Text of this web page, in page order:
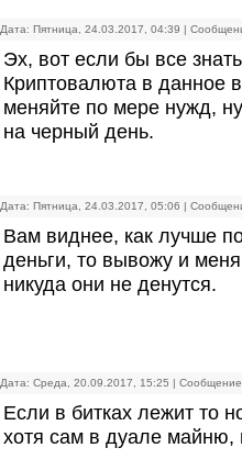
Дата: Пятница, 24.03.2017, 04:39 |
Эх, вот если бы все
Криптовалюта в данное
меняйте по мере нужд,
на черный день.
Дата: Пятница, 24.03.2017, 05:06 |
Вам виднее, как лучше
деньги, то вывожу и
никуда они не денутся.
Дата: Среда, 20.09.2017, 15:25 |
Если в битках лежит то
хотя сам в дуале майню,